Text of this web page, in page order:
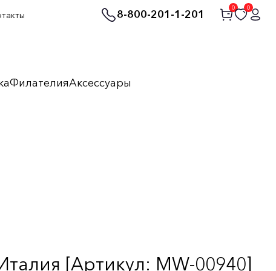
8-800-201-1-201
0 0
ФилателияАксессуары
[Артикул: MW-00940]